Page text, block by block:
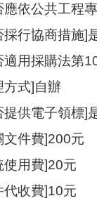
應依公共工程
採行協商措施]
適用採購法第
方式]自辦
提供電子領標]
文件費]200元
使用費]20元
代收費]10元